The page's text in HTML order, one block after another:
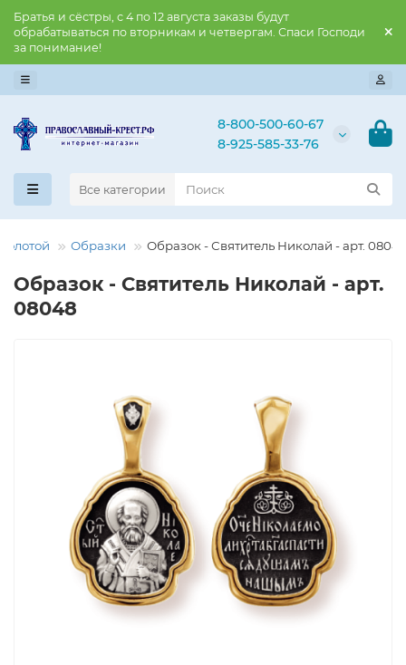
Братья и сёстры, с 4 по 12 августа заказы будут
обрабатываться по вторникам и четвергам. Спаси Господи
за понимание!
8-800-500-60-67
8-925-585-33-76
Все категории
Образки Образок - Святитель Николай - арт. 08048
Образок - Святитель Николай - арт.
08048